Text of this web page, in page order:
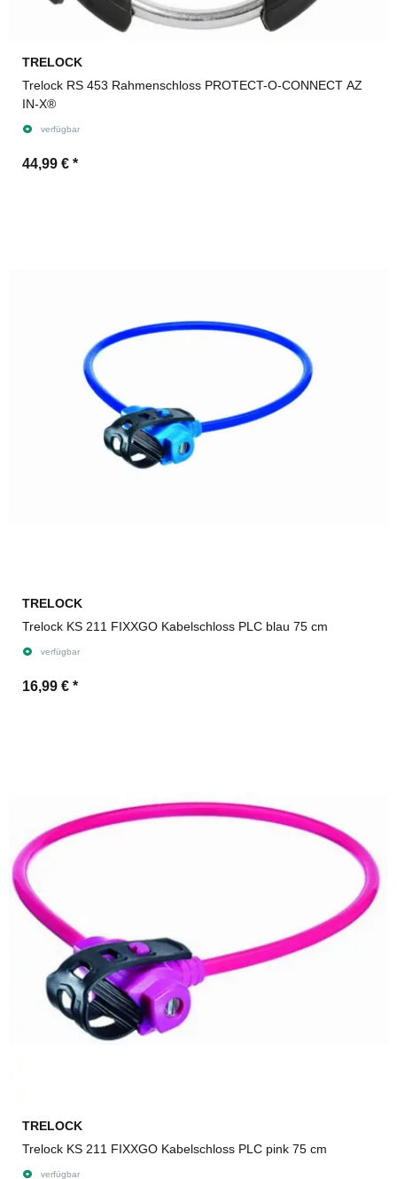
TRELOCK
Trelock RS 453 Rahmenschloss PROTECT-O-CONNECT AZ
IN-X®
verfügbar
44,99 € *
TRELOCK
Trelock KS 211 FIXXGO Kabelschloss PLC blau 75 cm
verfügbar
16,99 € *
TRELOCK
Trelock KS 211 FIXXGO Kabelschloss PLC pink 75 cm
verfügbar